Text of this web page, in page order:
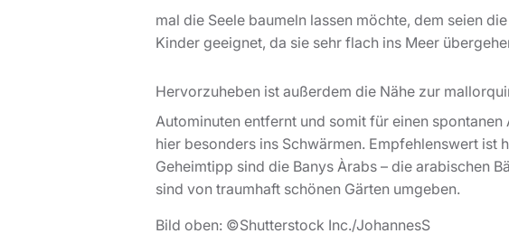
mal die Seele baumeln lassen möchte, dem seien
Kinder geeignet, da sie sehr flach ins Meer
Hervorzuheben ist außerdem die Nähe zur
Autominuten entfernt und somit für einen
hier besonders ins Schwärmen. Empfehlenswert ist
Geheimtipp sind die Banys Àrabs – die arabischen
sind von traumhaft schönen Gärten umgeben.
Bild oben: ©Shutterstock Inc./JohannesS